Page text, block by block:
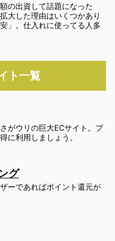
の出資して話題になった
大した理由はいくつかあり
」。仕入れに使ってる人多
ト一覧
がウリの巨大ECサイト。プ
に利用しましょう。
グ
ーであればポイント還元が